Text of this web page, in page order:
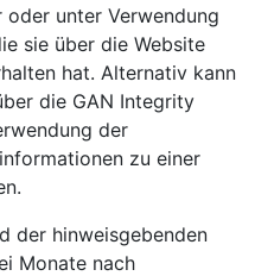
unter Verwendung
sie über die Website
hat. Alternativ kann
die GAN Integrity
der
zu einer
der hinweisgebenden
Monate nach